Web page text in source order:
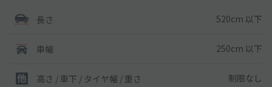
長さ 520cm 以下
車幅 250cm 以下
高さ / 車下 / タイヤ幅 / 重さ 制限なし